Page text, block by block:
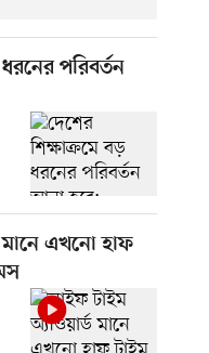
পরিবর্তন
মানে এখনো হাফ